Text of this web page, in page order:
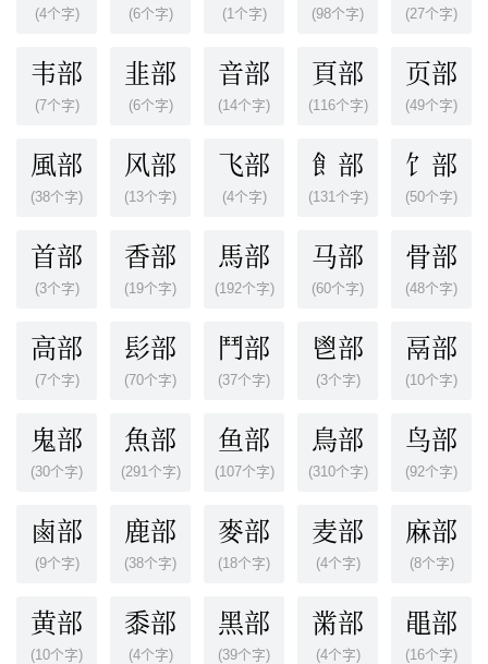
(4个字) (6个字) (1个字) (98个字) (27个字)
韦部
(7个字)
韭部
(6个字)
音部
(14个字)
頁部
(116个字)
页部
(49个字)
風部
(38个字)
风部
(13个字)
飞部
(4个字)
飠部
(131个字)
饣部
(50个字)
首部
(3个字)
香部
(19个字)
馬部
(192个字)
马部
(60个字)
骨部
(48个字)
高部
(7个字)
髟部
(70个字)
鬥部
(37个字)
鬯部
(3个字)
鬲部
(10个字)
鬼部
(30个字)
魚部
(291个字)
鱼部
(107个字)
鳥部
(310个字)
鸟部
(92个字)
鹵部
(9个字)
鹿部
(38个字)
麥部
(18个字)
麦部
(4个字)
麻部
(8个字)
黄部
(10个字)
黍部
(4个字)
黑部
(39个字)
黹部
(4个字)
黽部
(16个字)